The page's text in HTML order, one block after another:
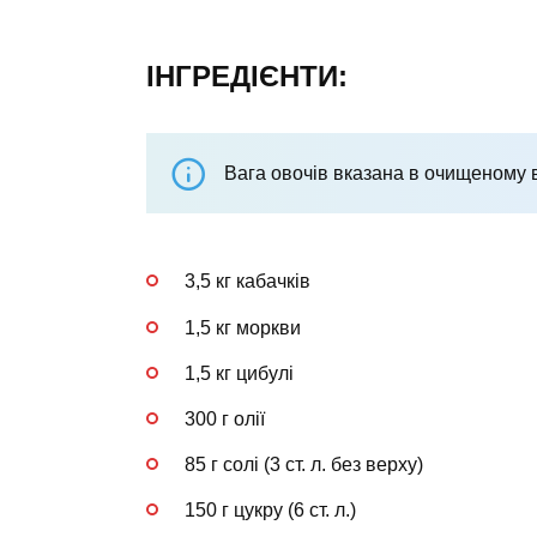
ІНГРЕДІЄНТИ:
Вага овочів вказана в очищеному
3,5 кг кабачків
1,5 кг моркви
1,5 кг цибулі
300 г олії
85 г солі (3 ст. л. без верху)
150 г цукру (6 ст. л.)